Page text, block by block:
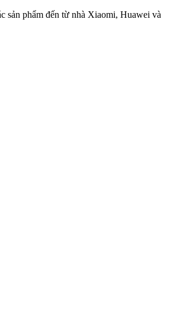
sản phẩm đến từ nhà Xiaomi, Huawei và